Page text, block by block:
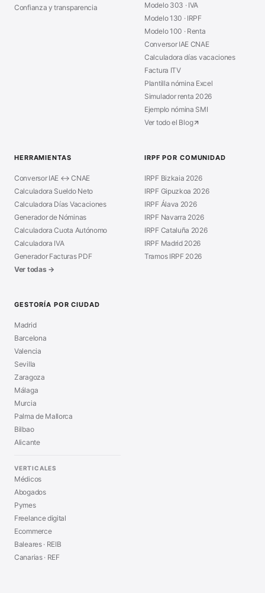
Confianza y transparencia
Modelo 303 · IVA
Modelo 130 · IRPF
Modelo 100 · Renta
Conversor IAE CNAE
Calculadora días vacaciones
Factura ITV
Plantilla nómina Excel
Simulador renta 2026
Ejemplo nómina SMI
Ver todo el Blog
HERRAMIENTAS
Conversor IAE ↔ CNAE
Calculadora Sueldo Neto
Calculadora Días Vacaciones
Generador de Nóminas
Calculadora Cuota Autónomo
Calculadora IVA
Generador Facturas PDF
Ver todas →
IRPF POR COMUNIDAD
IRPF Bizkaia 2026
IRPF Gipuzkoa 2026
IRPF Álava 2026
IRPF Navarra 2026
IRPF Cataluña 2026
IRPF Madrid 2026
Tramos IRPF 2026
GESTORÍA POR CIUDAD
Madrid
Barcelona
Valencia
Sevilla
Zaragoza
Málaga
Murcia
Palma de Mallorca
Bilbao
Alicante
VERTICALES
Médicos
Abogados
Pymes
Freelance digital
Ecommerce
Baleares · REIB
Canarias · REF